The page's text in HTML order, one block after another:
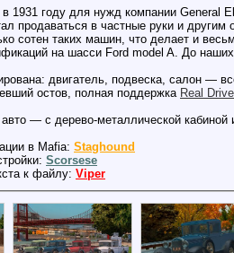
1931 году для нужд компании General
продаваться в частные руки и
сотен таких машин, что делает и
на шасси Ford model A. До
двигатель, подвеска, салон —
остов, полная поддержка Real
— с дерево-металлической
в Mafia: Staghound
Scorsese
к файлу: Viper